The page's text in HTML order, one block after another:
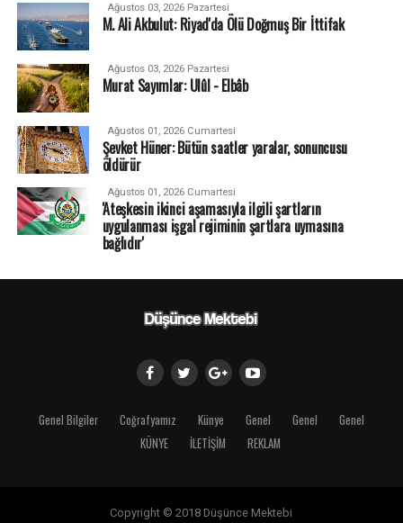
Ağustos 03, 2026 Pazartesi
M. Ali Akbulut: Riyad'da Ölü Doğmuş Bir İttifak
Ağustos 03, 2026 Pazartesi
Murat Sayımlar: Ulûl - Elbâb
Ağustos 01, 2026 Cumartesi
Şevket Hüner: Bütün saatler yaralar, sonuncusu
öldürür
Ağustos 01, 2026 Cumartesi
'Ateşkesin ikinci aşamasıyla ilgili şartların
uygulanması işgal rejiminin şartlara uymasına
bağlıdır'
Genel Bilgiler Coğrafyamız Künye Genel Genel
Genel
KÜNYE
İLETİŞİM REKLAM
Copyright © 2018 Düşünce Mektebi